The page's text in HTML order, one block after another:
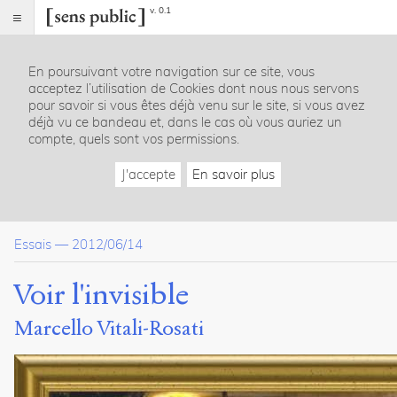
v. 0.1
Index
Article
Table
des
Empiètements et syntopie
Notes
Citer /
Partager
/
Exporter
En poursuivant votre navigation sur ce site, vous
acceptez l’utilisation de Cookies dont nous nous servons
pour savoir si vous êtes déjà venu sur le site, si vous avez
déjà vu ce bandeau et, dans le cas où vous auriez un
compte, quels sont vos permissions.
J'accepte En savoir plus
Essais — 2012/06/14
Voir l'invisible
Marcello Vitali-Rosati